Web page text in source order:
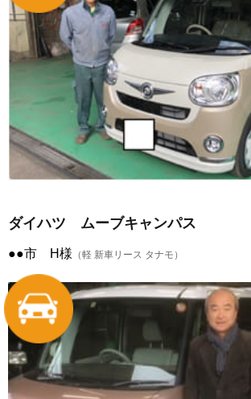
ダイハツ ムーブキャンパス
●●市 H様 （軽 新車リース タナモ）